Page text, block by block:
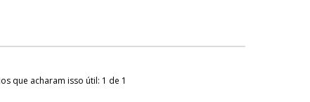
que acharam isso útil: 1 de 1